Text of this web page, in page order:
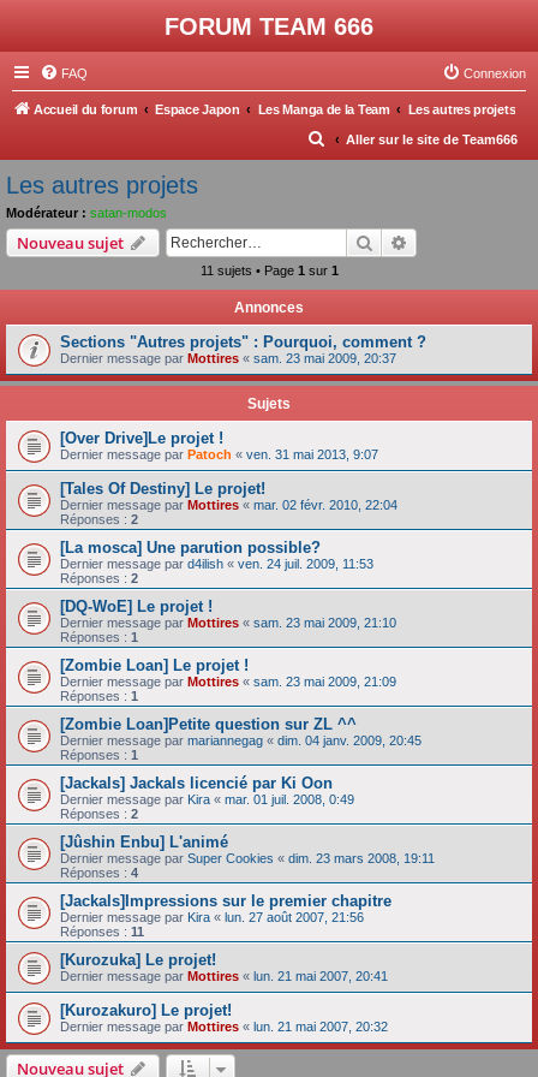
FORUM TEAM 666
FAQ Connexion
Accueil du forum Espace Japon Les Manga de la Team Les autres projets
Aller sur le site de Team666
R
e
h
Les autres projets
Modérateur : satan-modos
Nouveau sujet Rechercher
11 sujets • Page 1 sur 1
Annonces
Sections "Autres projets" : Pourquoi, comment ?
Dernier message par Mottires « sam. 23 mai 2009, 20:37
Sujets
[Over Drive]Le projet !
Dernier message par Patoch « ven. 31 mai 2013, 9:07
[Tales Of Destiny] Le projet!
Dernier message par Mottires « mar. 02 févr. 2010, 22:04
Réponses : 2
[La mosca] Une parution possible?
Dernier message par d4ilish « ven. 24 juil. 2009, 11:53
Réponses : 2
[DQ-WoE] Le projet !
Dernier message par Mottires « sam. 23 mai 2009, 21:10
Réponses : 1
[Zombie Loan] Le projet !
Dernier message par Mottires « sam. 23 mai 2009, 21:09
Réponses : 1
[Zombie Loan]Petite question sur ZL ^^
Dernier message par mariannegag « dim. 04 janv. 2009, 20:45
Réponses : 1
[Jackals] Jackals licencié par Ki Oon
Dernier message par Kira « mar. 01 juil. 2008, 0:49
Réponses : 2
[Jûshin Enbu] L'animé
Dernier message par Super Cookies « dim. 23 mars 2008, 19:11
Réponses : 4
[Jackals]Impressions sur le premier chapitre
Dernier message par Kira « lun. 27 août 2007, 21:56
Réponses : 11
[Kurozuka] Le projet!
Dernier message par Mottires « lun. 21 mai 2007, 20:41
[Kurozakuro] Le projet!
Dernier message par Mottires « lun. 21 mai 2007, 20:32
Nouveau sujet